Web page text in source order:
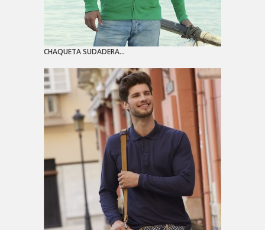
CHAQUETA SUDADERA...